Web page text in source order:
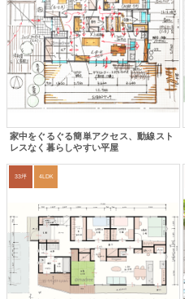
家中をぐるぐる簡単アクセス、動線スト
レスなく暮らしやすい平屋
33坪 4LDK